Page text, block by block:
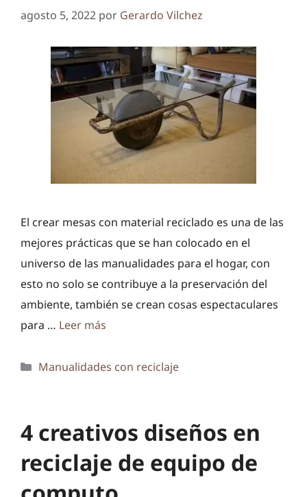
agosto 5, 2022 por Gerardo Vilchez
El crear mesas con material reciclado es una de las
mejores prácticas que se han colocado en el
universo de las manualidades para el hogar, con
esto no solo se contribuye a la preservación del
ambiente, también se crean cosas espectaculares
para … Leer más
Categorías
Manualidades con reciclaje
4 creativos diseños en
reciclaje de equipo de